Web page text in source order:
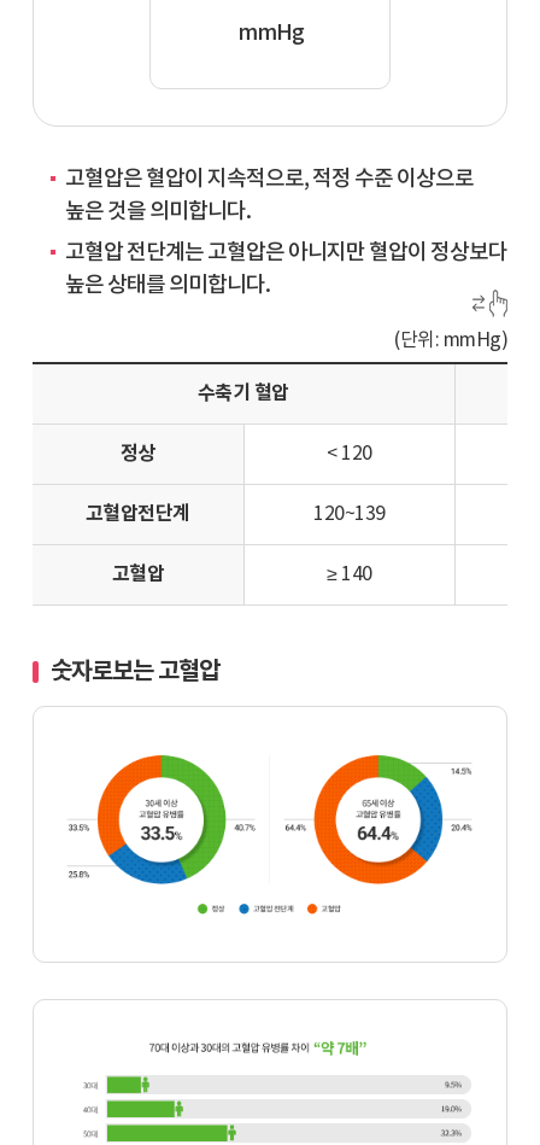
mmHg
고혈압은 혈압이 지속적으로, 적정 수준 이상으로
높은 것을 의미합니다.
고혈압 전단계는 고혈압은 아니지만 혈압이 정상보다
높은 상태를 의미합니다.
(단위: mmHg)
수축기 혈압
정상 < 120
고혈압전단계 120~139
고혈압 ≥ 140
숫자로보는 고혈압
세
이